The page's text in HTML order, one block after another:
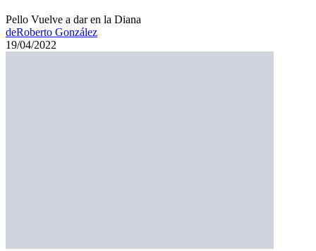
Pello Vuelve a dar en la Diana
deRoberto González
19/04/2022